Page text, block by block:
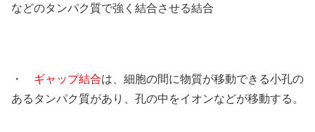
などのタンパク質で強く結合させる結合
・ ギャップ結合は、細胞の間に物質が移動できる小孔の
あるタンパク質があり、孔の中をイオンなどが移動する。